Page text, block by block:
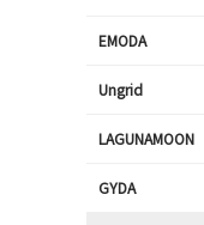
EMODA
Ungrid
LAGUNAMOON
GYDA